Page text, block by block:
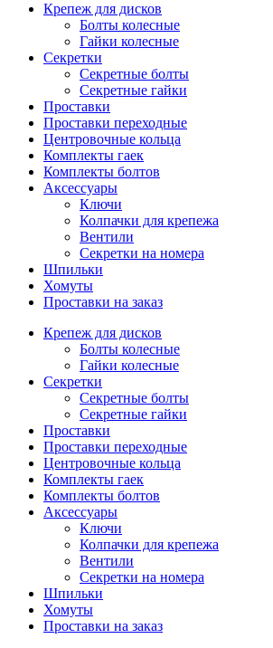
Крепеж для дисков
Болты колесные
Гайки колесные
Секретки
Секретные болты
Секретные гайки
Проставки
Проставки переходные
Центровочные кольца
Комплекты гаек
Комплекты болтов
Аксессуары
Ключи
Колпачки для крепежа
Вентили
Секретки на номера
Шпильки
Хомуты
Проставки на заказ
Крепеж для дисков
Болты колесные
Гайки колесные
Секретки
Секретные болты
Секретные гайки
Проставки
Проставки переходные
Центровочные кольца
Комплекты гаек
Комплекты болтов
Аксессуары
Ключи
Колпачки для крепежа
Вентили
Секретки на номера
Шпильки
Хомуты
Проставки на заказ